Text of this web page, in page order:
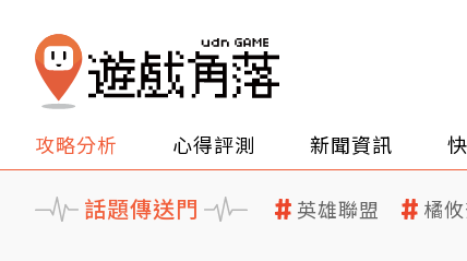
攻略分析 心得評測 新聞資訊
話題傳送門 英雄聯盟 橘